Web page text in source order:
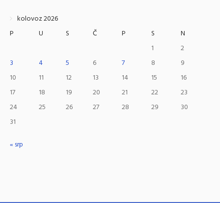
kolovoz 2026
P
U S Č P S
N
1
2
3
4 5 6 7 8
9
10
11 12 13 14 15
16
17
18 19 20 21 22
23
24
25 26 27 28 29
30
31
« srp